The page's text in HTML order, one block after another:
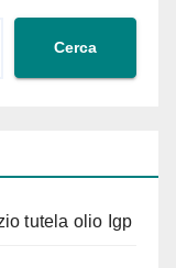
Cerca
tutela olio Igp